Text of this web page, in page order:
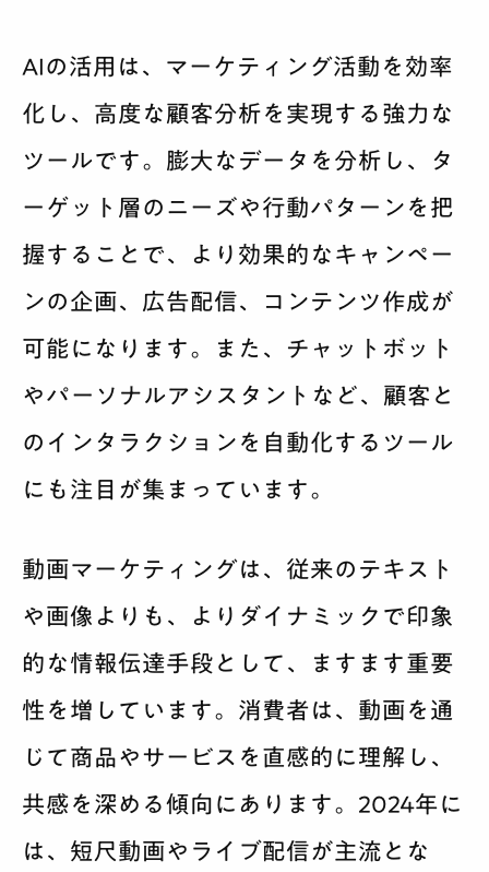
AIの活用は、マーケティング活動を効率
化し、高度な顧客分析を実現する強力な
ツールです。膨大なデータを分析し、タ
ーゲット層のニーズや行動パターンを把
握することで、より効果的なキャンペー
ンの企画、広告配信、コンテンツ作成が
可能になります。また、チャットボット
やパーソナルアシスタントなど、顧客と
のインタラクションを自動化するツール
にも注目が集まっています。
動画マーケティングは、従来のテキスト
や画像よりも、よりダイナミックで印象
的な情報伝達手段として、ますます重要
性を増しています。消費者は、動画を通
じて商品やサービスを直感的に理解し、
共感を深める傾向にあります。2024年に
は、短尺動画やライブ配信が主流とな